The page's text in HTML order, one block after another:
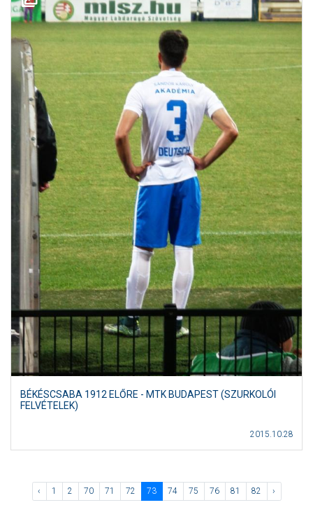
BÉKÉSCSABA 1912 ELŐRE - MTK BUDAPEST (SZURKOLÓI
FELVÉTELEK)
2015.10.28
‹ 1 2 70 71 72 73 74 75 76 81 82 ›